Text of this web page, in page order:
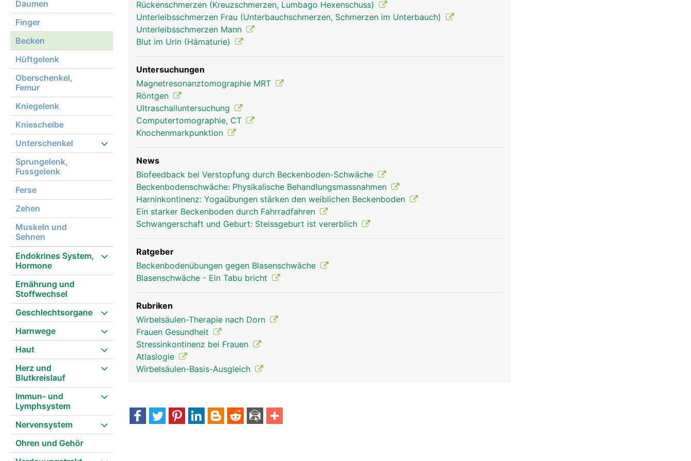
Daumen
Finger
Becken
Hüftgelenk
Oberschenkel,
Femur
Kniegelenk
Kniescheibe
Unterschenkel
Sprungelenk,
Fussgelenk
Ferse
Zehen
Muskeln und
Sehnen
Endokrines System,
Hormone
Ernährung und
Stoffwechsel
Geschlechtsorgane
Harnwege
Haut
Herz und
Blutkreislauf
Immun- und
Lymphsystem
Nervensystem
Ohren und Gehör
Rückenschmerzen (Kreuzschmerzen, Lumbago Hexenschuss)
Unterleibsschmerzen Frau (Unterbauchschmerzen, Schmerzen im Unterbauch)
Unterleibsschmerzen Mann
Blut im Urin (Hämaturie)
Untersuchungen
Magnetresonanztomographie MRT
Röntgen
Ultraschalluntersuchung
Computertomographie, CT
Knochenmarkpunktion
News
Biofeedback bei Verstopfung durch Beckenboden-Schwäche
Beckenbodenschwäche: Physikalische Behandlungsmassnahmen
Harninkontinenz: Yogaübungen stärken den weiblichen Beckenboden
Ein starker Beckenboden durch Fahrradfahren
Schwangerschaft und Geburt: Steissgeburt ist vererblich
Ratgeber
Beckenbodenübungen gegen Blasenschwäche
Blasenschwäche - Ein Tabu bricht
Rubriken
Wirbelsäulen-Therapie nach Dorn
Frauen Gesundheit
Stressinkontinenz bei Frauen
Atlaslogie
Wirbelsäulen-Basis-Ausgleich